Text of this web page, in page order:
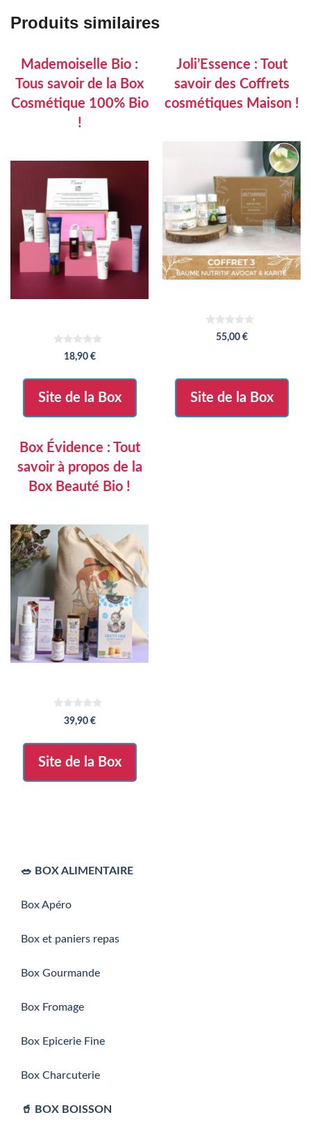
Produits similaires
Mademoiselle Bio :
Tous savoir de la Box
Cosmétique 100% Bio
!
r
18,90 €
Site de la Box
Joli’Essence : Tout
savoir des Coffrets
cosmétiques Maison !
55,00 €
Site de la Box
Box Évidence : Tout
savoir à propos de la
Box Beauté Bio !
r
39,90 €
Site de la Box
🥗 BOX ALIMENTAIRE
Box Apéro
Box et paniers repas
Box Gourmande
Box Fromage
Box Epicerie Fine
Box Charcuterie
🥤 BOX BOISSON